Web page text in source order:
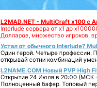
L2MAD.NET - MultiCraft x100
Interlude сервера от х1 до
Долларов, множество игроков,
Устал от обычного Interlude?
Один герой. Четыре профессии.
открывай сотни комбинаций
L2NAME.COM Новый PVP High
Открытие 24 Июля в 20:00 (МСК
Полноценный бафер. Топовый